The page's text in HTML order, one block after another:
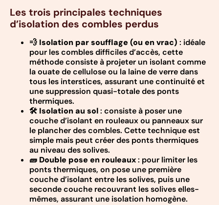
Les trois principales techniques
d’isolation des combles perdus
💨 Isolation par soufflage (ou en vrac) : idéale
pour les combles difficiles d’accès, cette
méthode consiste à projeter un isolant comme
la ouate de cellulose ou la laine de verre dans
tous les interstices, assurant une continuité et
une suppression quasi-totale des ponts
thermiques.
🛠️ Isolation au sol: consiste à poser une
couche d’isolant en rouleaux ou panneaux sur
le plancher des combles. Cette technique est
simple mais peut créer des ponts thermiques
au niveau des solives.
🧱 Double pose en rouleaux: pour limiter les
ponts thermiques, on pose une première
couche d’isolant entre les solives, puis une
seconde couche recouvrant les solives elles-
mêmes, assurant une isolation homogène.